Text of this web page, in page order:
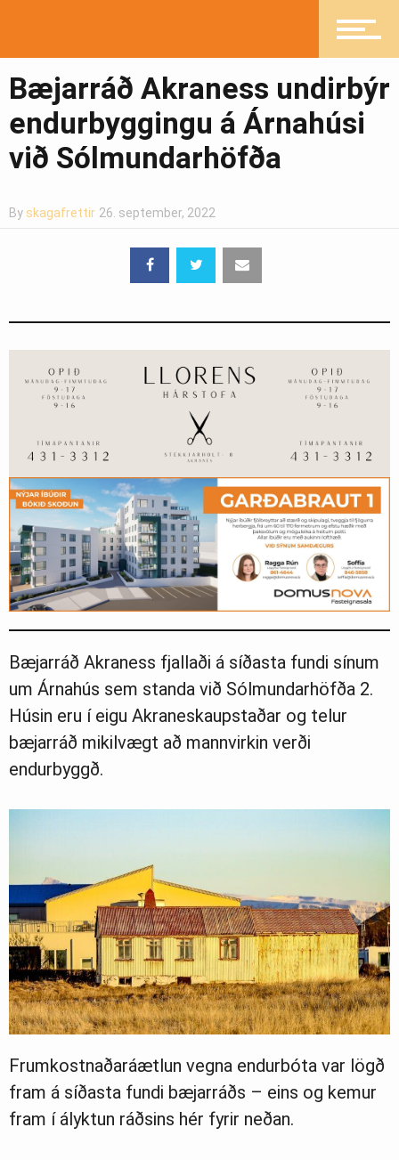
Greinasafn
Bæjarráð Akraness undirbýr
endurbyggingu á Árnahúsi
við Sólmundarhöfða
By skagafrettir 26. september, 2022
Bæjarráð Akraness fjallaði á síðasta fundi sínum
um Árnahús sem standa við Sólmundarhöfða 2.
Húsin eru í eigu Akraneskaupstaðar og telur
bæjarráð mikilvægt að mannvirkin verði
endurbyggð.
Frumkostnaðaráætlun vegna endurbóta var lögð
fram á síðasta fundi bæjarráðs – eins og kemur
fram í ályktun ráðsins hér fyrir neðan.